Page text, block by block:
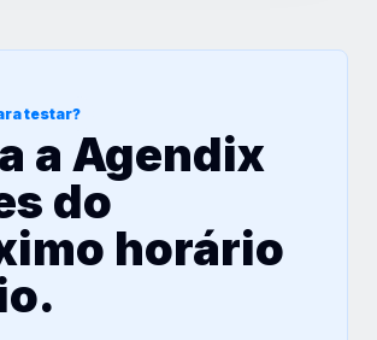
testar?
a Agendix
do
horário